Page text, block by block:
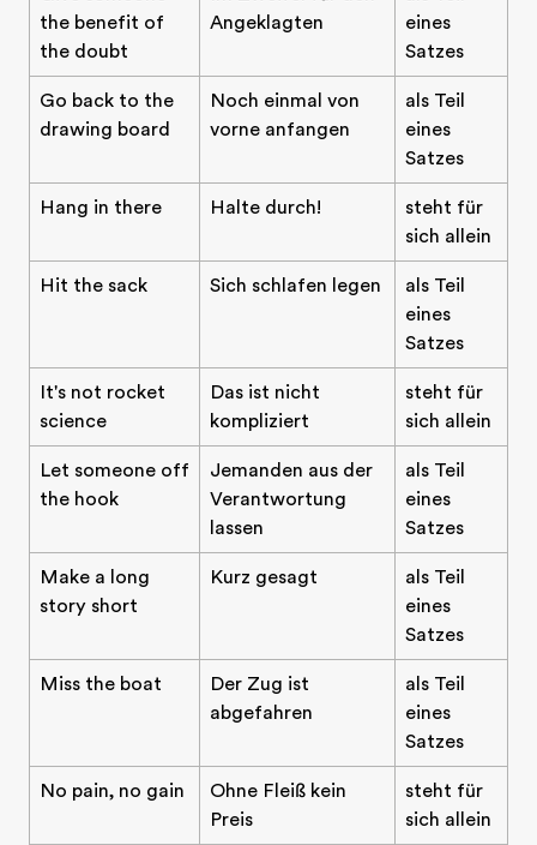
the benefit of
the doubt
Angeklagten
eines
Satzes
Go back to the
drawing board
Noch einmal von
vorne anfangen
als Teil
eines
Satzes
Hang in there Halte durch!
steht für
sich allein
Hit the sack Sich schlafen legen
als Teil
eines
Satzes
It's not rocket
science
Das ist nicht
kompliziert
steht für
sich allein
Let someone off
the hook
Jemanden aus der
Verantwortung
lassen
als Teil
eines
Satzes
Make a long
story short
Kurz gesagt
als Teil
eines
Satzes
Miss the boat
Der Zug ist
abgefahren
als Teil
eines
Satzes
No pain, no gain
Ohne Fleiß kein
Preis
steht für
sich allein